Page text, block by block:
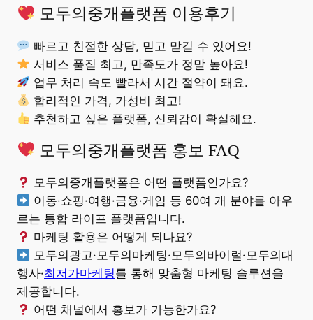
모두의중개플랫폼 이용후기
빠르고 친절한 상담, 믿고 맡길 수 있어요!
서비스 품질 최고, 만족도가 정말 높아요!
업무 처리 속도 빨라서 시간 절약이 돼요.
합리적인 가격, 가성비 최고!
추천하고 싶은 플랫폼, 신뢰감이 확실해요.
모두의중개플랫폼 홍보 FAQ
모두의중개플랫폼은 어떤 플랫폼인가요?
이동·쇼핑·여행·금융·게임 등 60여 개 분야를 아우
르는 통합 라이프 플랫폼입니다.
마케팅 활용은 어떻게 되나요?
모두의광고·모두의마케팅·모두의바이럴·모두의대
행사·최저가마케팅를 통해 맞춤형 마케팅 솔루션을
제공합니다.
어떤 채널에서 홍보가 가능한가요?